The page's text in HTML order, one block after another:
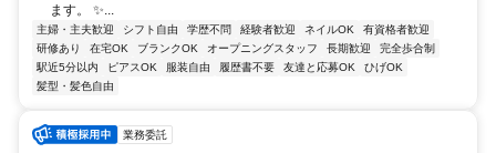
ます。 ✨...
主婦・主夫歓迎 シフト自由 学歴不問 経験者歓迎 ネイルOK
有資格者歓迎
研修あり
在宅OK ブランクOK オープニングスタッフ 長期歓迎
完全歩合制
駅近5分以内
ピアスOK 服装自由 履歴書不要 友達と応募OK
ひげOK
髪型・髪色自由
業務委託